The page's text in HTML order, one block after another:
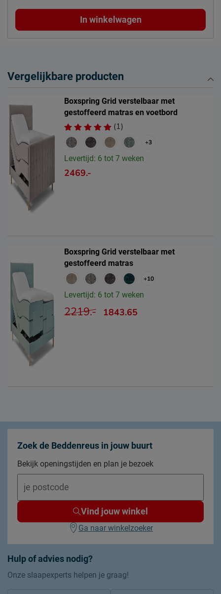
In winkelwagen
Vergelijkbare producten
Boxspring Grid verstelbaar met
gestoffeerd matras en voetbord
(1)
+3
Levertijd: 6 tot 7 weken
2469.-
Boxspring Grid verstelbaar met
gestoffeerd matras
+10
Levertijd: 6 tot 7 weken
2219.- 1843.65
Hulp of advies nodig?
Onze slaapexperts helpen je graag!
Zoek de Beddenreus in jouw buurt
Bekijk openingstijden en plan je bezoek
Vind jouw winkel
Ga naar winkelzoeker